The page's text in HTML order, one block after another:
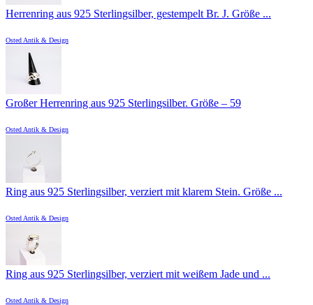
Herrenring aus 925 Sterlingsilber, gestempelt Br. J. Größe ...
Osted Antik & Design
Großer Herrenring aus 925 Sterlingsilber. Größe – 59
Osted Antik & Design
Ring aus 925 Sterlingsilber, verziert mit klarem Stein. Größe ...
Osted Antik & Design
Ring aus 925 Sterlingsilber, verziert mit weißem Jade und ...
Osted Antik & Design